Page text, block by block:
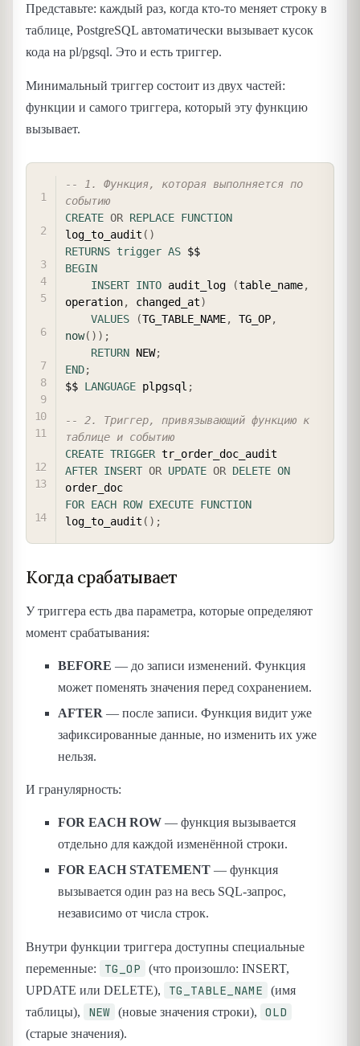
Представьте: каждый раз, когда кто-то меняет строку в
таблице, PostgreSQL автоматически вызывает кусок
кода на pl/pgsql. Это и есть триггер.
Минимальный триггер состоит из двух частей:
функции и самого триггера, который эту функцию
вызывает.
-- 1. Функция, которая выполняется по
событию
CREATE OR REPLACE FUNCTION
log_to_audit ( )
RETURNS trigger AS
BEGIN
INSERT INTO audit_log (table_name,
operation, changed_at)
VALUES
(TG_TABLE_NAME, TG_OP,
now( ) ) ;
RETURN NEW;
END;
$$ LANGUAGE plpgsql ;
-- 2. Триггер, привязывающий функцию к
таблице и событию
CREATE TRIGGER
AFTER INSERT OR UPDATE OR DELETE ON
FOR EACH ROW EXECUTE FUNCTION
log_to_audit ( ) ;
Когда срабатывает
У триггера есть два параметра, которые определяют
момент срабатывания:
BEFORE — до записи изменений. Функция
может поменять значения перед сохранением.
AFTER — после записи. Функция видит уже
зафиксированные данные, но изменить их уже
нельзя.
И гранулярность:
FOR EACH ROW — функция вызывается
отдельно для каждой изменённой строки.
FOR EACH STATEMENT — функция
вызывается один раз на весь SQL-запрос,
независимо от числа строк.
Внутри функции триггера доступны специальные
переменные:
TG_OP
(что произошло: INSERT,
UPDATE или DELETE),
TG_TABLE_NAME
(имя
таблицы),
NEW (новые значения строки), OLD
(старые значения).